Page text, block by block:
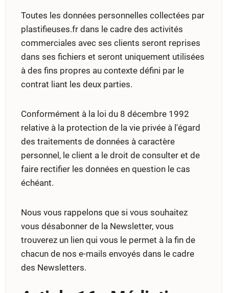
Toutes les données personnelles collectées par
plastifieuses.fr dans le cadre des activités
commerciales avec ses clients seront reprises
dans ses fichiers et seront uniquement utilisées
à des fins propres au contexte défini par le
contrat liant les deux parties.
Conformément à la loi du 8 décembre 1992
relative à la protection de la vie privée à l'égard
des traitements de données à caractère
personnel, le client a le droit de consulter et de
faire rectifier les données en question le cas
échéant.
Nous vous rappelons que si vous souhaitez
vous désabonner de la Newsletter, vous
trouverez un lien qui vous le permet à la fin de
chacun de nos e-mails envoyés dans le cadre
des Newsletters.